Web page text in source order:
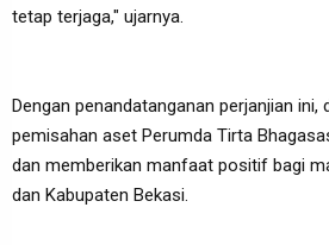
tetap terjaga," ujarnya.
Dengan penandatanganan perjanjian ini,
pemisahan aset Perumda Tirta
dan memberikan manfaat positif bagi
dan Kabupaten Bekasi.